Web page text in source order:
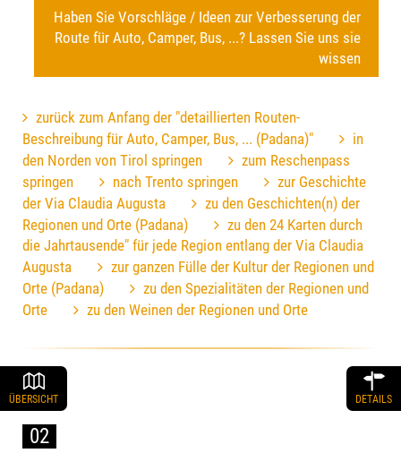
Haben Sie Vorschläge / Ideen zur Verbesserung der
Route für Auto, Camper, Bus, ...? Lassen Sie uns sie
wissen
zurück zum Anfang der "detaillierten Routen-
Beschreibung für Auto, Camper, Bus, ... (Padana)"
in
den Norden von Tirol springen
zum Reschenpass
springen
nach Trento springen
zur Geschichte
der Via Claudia Augusta
zu den Geschichten(n) der
Regionen und Orte (Padana)
zu den 24 Karten durch
die Jahrtausende" für jede Region entlang der Via Claudia
Augusta
zur ganzen Fülle der Kultur der Regionen und
Orte (Padana)
zu den Spezialitäten der Regionen und
Orte
zu den Weinen der Regionen und Orte
ÜBERSICHT DETAILS
02